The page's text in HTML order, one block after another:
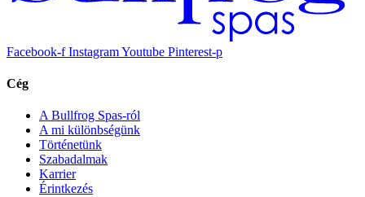
Facebook-f InstagramYoutube Pinterest-p
Cég
A Bullfrog Spas-ról
A mi különbségünk
Történetünk
Szabadalmak
Karrier
Érintkezés